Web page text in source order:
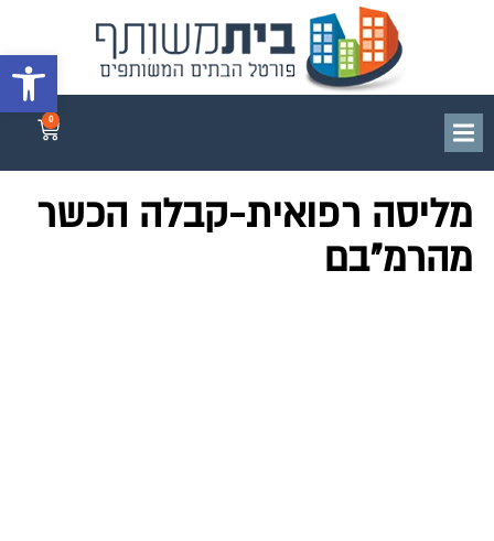
פתח
מליסה רפואית-קבלה הכשר
מהרמ"בם